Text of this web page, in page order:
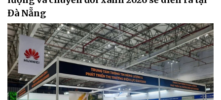
Đà Nẵng